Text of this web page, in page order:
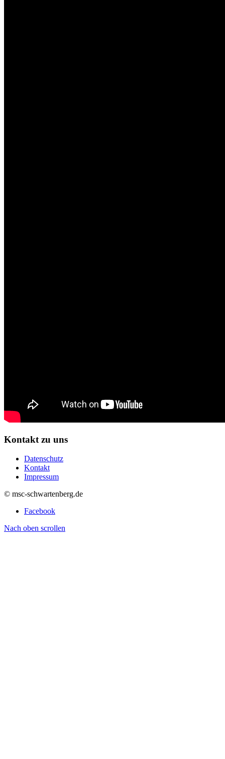
Kontakt zu uns
Datenschutz
Kontakt
Impressum
© msc-schwartenberg.de
Facebook
Nach oben scrollen